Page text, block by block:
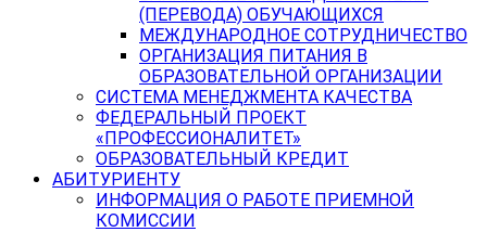
(ПЕРЕВОДА) ОБУЧАЮЩИХСЯ
МЕЖДУНАРОДНОЕ СОТРУДНИЧЕСТВО
ОРГАНИЗАЦИЯ ПИТАНИЯ В
ОБРАЗОВАТЕЛЬНОЙ ОРГАНИЗАЦИИ
СИСТЕМА МЕНЕДЖМЕНТА КАЧЕСТВА
ФЕДЕРАЛЬНЫЙ ПРОЕКТ
«ПРОФЕССИОНАЛИТЕТ»
ОБРАЗОВАТЕЛЬНЫЙ КРЕДИТ
АБИТУРИЕНТУ
ИНФОРМАЦИЯ О РАБОТЕ ПРИЕМНОЙ
КОМИССИИ